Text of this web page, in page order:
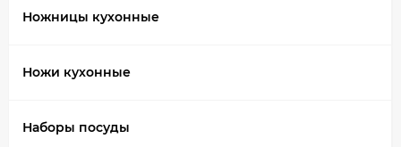
Ножницы кухонные
Ножи кухонные
Наборы посуды